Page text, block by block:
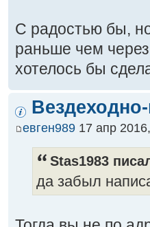
С радостью бы,
раньше чем
хотелось бы
евген989 17 апр
Stas1983
да забыл